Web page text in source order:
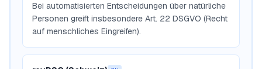
Bei automatisierten Entscheidungen über natürliche
Personen greift insbesondere Art. 22 DSGVO (Recht
auf menschliches Eingreifen).